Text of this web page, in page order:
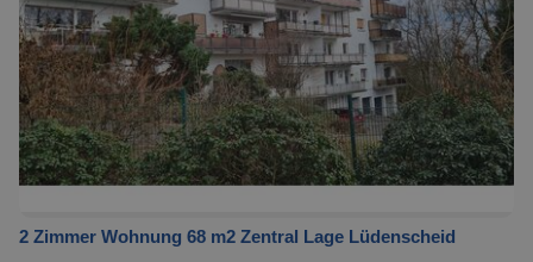
2 Zimmer Wohnung 68 m2 Zentral Lage Lüdenscheid